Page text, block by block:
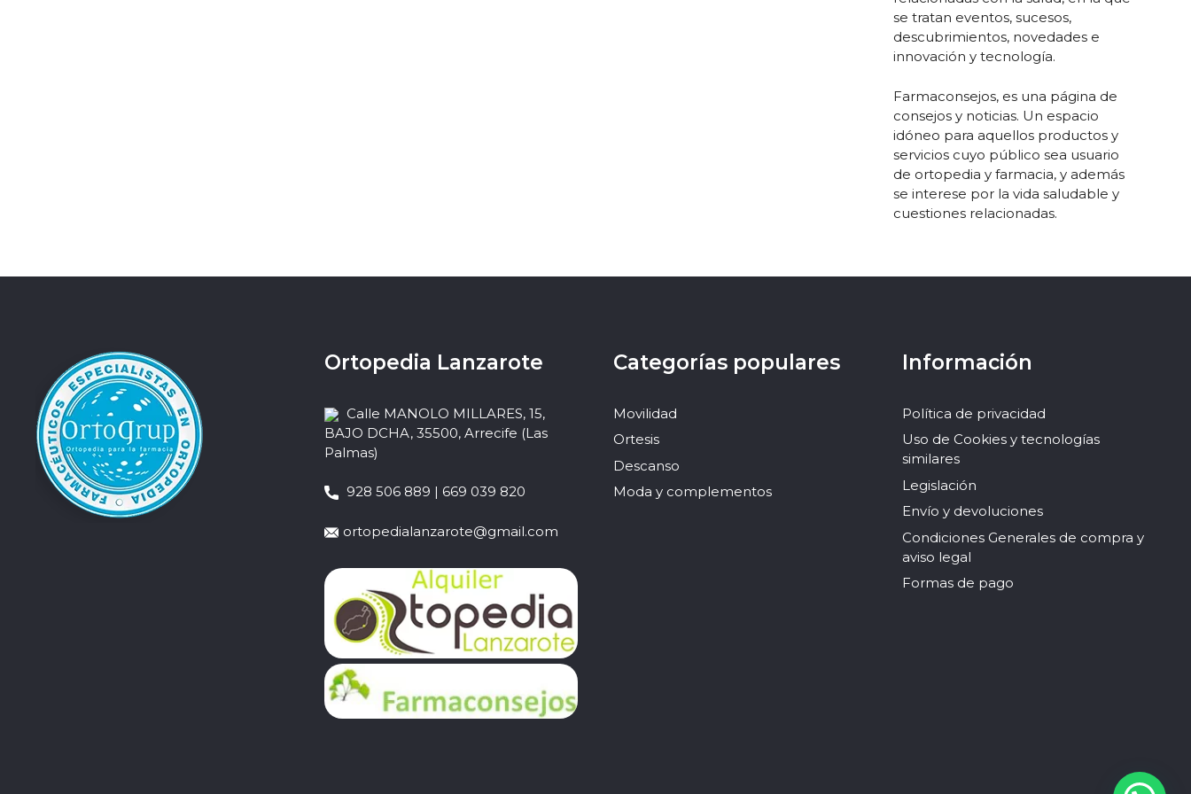
se tratan eventos, sucesos,
descubrimientos, novedades e
innovación y tecnología.
Farmaconsejos, es una página de
consejos y noticias. Un espacio
idóneo para aquellos productos y
servicios cuyo público sea usuario
de ortopedia y farmacia, y además
se interese por la vida saludable y
cuestiones relacionadas.
Ortopedia Lanzarote
Calle MANOLO MILLARES, 15,
BAJO DCHA, 35500, Arrecife (Las
Palmas)
928 506 889 | 669 039 820
ortopedialanzarote@gmail.com
Categorías populares
Movilidad
Ortesis
Descanso
Moda y complementos
Información
Política de privacidad
Uso de Cookies y tecnologías
similares
Legislación
Envío y devoluciones
Condiciones Generales de compra y
aviso legal
Formas de pago